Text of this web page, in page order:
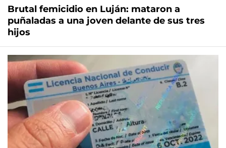
Brutal femicidio en Luján: mataron a
puñaladas a una joven delante de sus tres
hijos